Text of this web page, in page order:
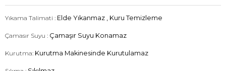
Yıkama Talimati : Elde Yıkanmaz , Kuru Temizleme
Çamasır Suyu : Çamaşır Suyu Konamaz
Kurutma: Kurutma Makinesinde Kurutulamaz